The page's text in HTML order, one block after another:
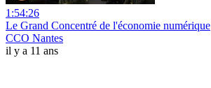
1:54:26
Le Grand Concentré de l'économie numérique
CCO Nantes
il y a 11 ans